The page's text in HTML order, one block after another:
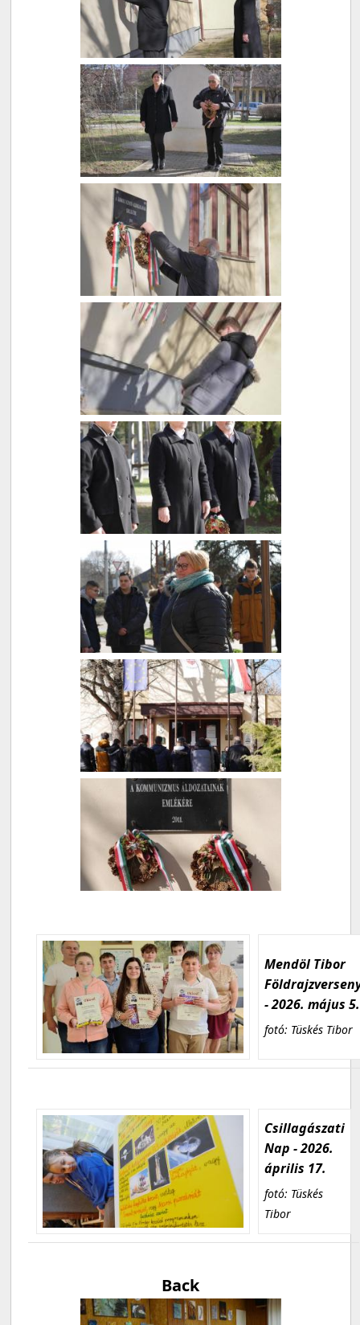
Mendöl Tibor
- 2026. május 5.
fotó: Tüskés Tibor
Csillagászati
Nap - 2026.
április 17.
fotó: Tüskés
Tibor
Back